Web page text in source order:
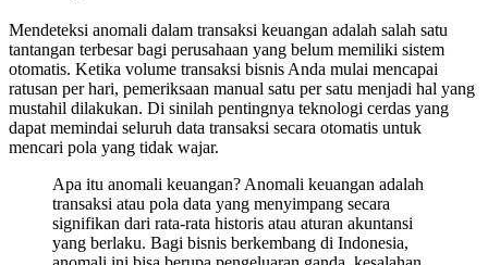
Mendeteksi anomali dalam transaksi keuangan adalah salah satu
tantangan terbesar bagi perusahaan yang belum memiliki sistem
otomatis. Ketika volume transaksi bisnis Anda mulai mencapai
ratusan per hari, pemeriksaan manual satu per satu menjadi hal yang
mustahil dilakukan. Di sinilah pentingnya teknologi cerdas yang
dapat memindai seluruh data transaksi secara otomatis untuk
mencari pola yang tidak wajar.
Apa itu anomali keuangan? Anomali keuangan adalah
transaksi atau pola data yang menyimpang secara
signifikan dari rata-rata historis atau aturan akuntansi
yang berlaku. Bagi bisnis berkembang di Indonesia,